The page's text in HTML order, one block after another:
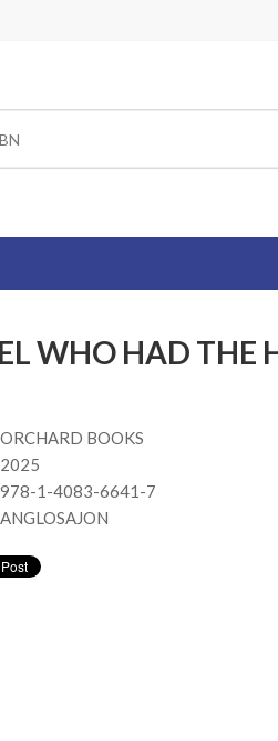
WHO HAD THE
ORCHARD BOOKS
2025
978-1-4083-6641-7
ANGLOSAJON